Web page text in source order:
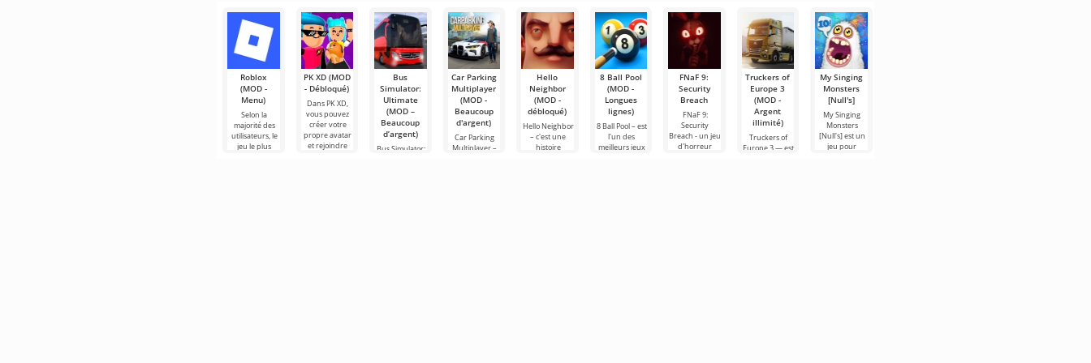
Roblox
(MOD -
Menu)
Selon la
majorité des
utilisateurs, le
jeu le plus
PK XD (MOD
- Débloqué)
Dans PK XD,
vous pouvez
créer votre
propre avatar
et rejoindre
Bus
Simulator:
Ultimate
(MOD –
Beaucoup
d’argent)
Bus Simulator:
Car Parking
Multiplayer
(MOD -
Beaucoup
d'argent)
Car Parking
Multiplayer –
Hello
Neighbor
(MOD -
débloqué)
Hello Neighbor
– c'est une
histoire
8 Ball Pool
(MOD -
Longues
lignes)
8 Ball Pool – est
l'un des
meilleurs jeux
FNaF 9:
Security
Breach
FNaF 9:
Security
Breach - un jeu
d'horreur
Truckers of
Europe 3
(MOD -
Argent
illimité)
Truckers of
Europe 3 — est
My Singing
Monsters
[Null's]
My Singing
Monsters
[Null's] est un
jeu pour